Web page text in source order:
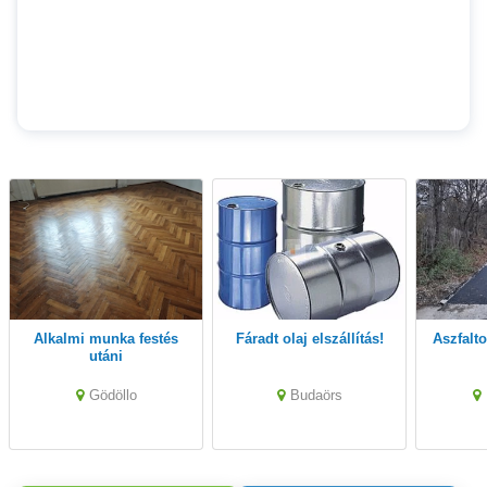
Alkalmi munka festés
utáni
Gödöllo
Fáradt olaj elszállítás!
Budaörs